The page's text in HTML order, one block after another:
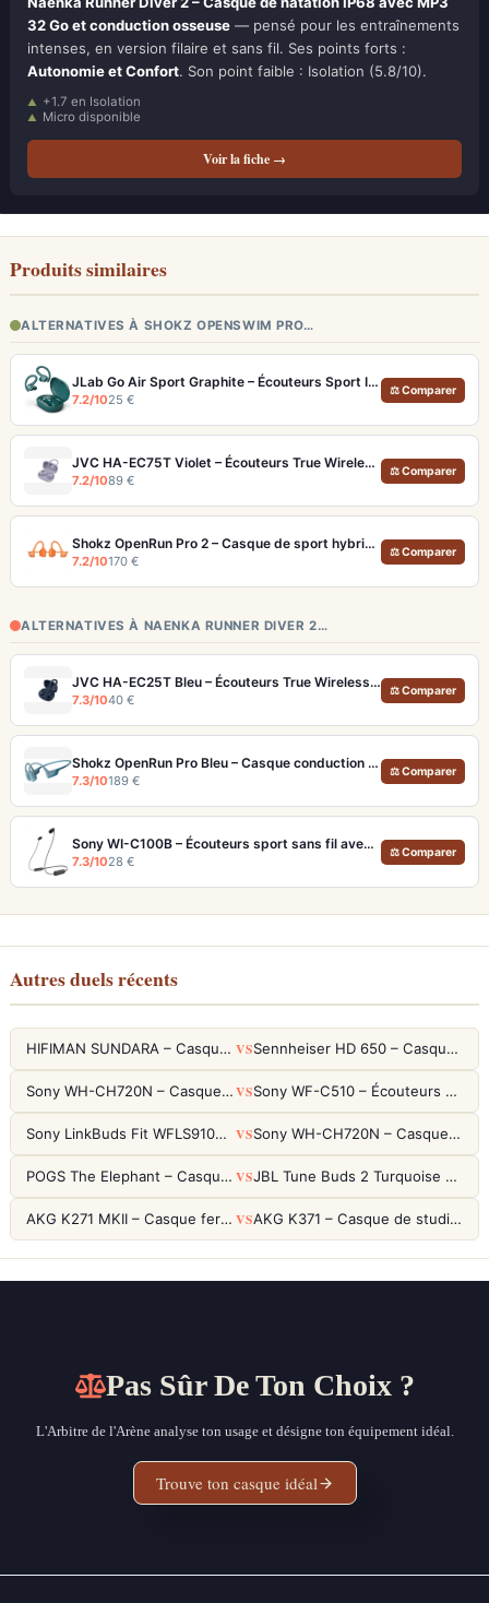
32 Go et conduction osseuse — pensé pour les entraînements
intenses, en version filaire et sans fil. Ses points forts :
Autonomie et Confort. Son point faible : Isolation (5.8/10).
+1.7 en Isolation
Micro disponible
Voir la fiche →
Produits similaires
ALTERNATIVES À SHOKZ OPENSWIM PRO…
JLab Go Air Sport Graphite – Écouteurs Sport IP55 Crochets d'Oreille
7.2/1025 €
⚖ Comparer
JVC HA-EC75T Violet – Écouteurs True Wireless Sport IP57 et 40h d'autonomie
7.2/1089 €
⚖ Comparer
Shokz OpenRun Pro 2 – Casque de sport hybride à conduction osseuse et aérienne
7.2/10170 €
⚖ Comparer
ALTERNATIVES À NAENKA RUNNER DIVER 2…
JVC HA-EC25T Bleu – Écouteurs True Wireless Sport IPX5 à petit prix
7.3/1040 €
⚖ Comparer
Shokz OpenRun Pro Bleu – Casque conduction osseuse sport premium
7.3/10189 €
⚖ Comparer
Sony WI-C100B – Écouteurs sport sans fil avec autonomie de 25 heures
7.3/1028 €
⚖ Comparer
Autres duels récents
HIFIMAN SUNDARA – Casque Planar Magnetic Ouvert Over-Ear Audiophile VS Sennheiser HD 650 – Casque audiophile ouvert pour l'écoute analytique
Sony WH-CH720N – Casque ANC 35h, Ultra-léger (192g) avec Processeur V1 VS Sony WF-C510 – Écouteurs True Wireless compacts, autonomie 22h et multipoint
Sony LinkBuds Fit WFLS910NW Blanc – Écouteurs Sport Ailes ANC VS Sony WH-CH720N – Casque ANC 35h, Ultra-léger (192g) avec Processeur V1
POGS The Elephant – Casque Filaire Enfants 85dB POGS-Safe™ (Éco-Responsable) VS JBL Tune Buds 2 Turquoise – Écouteurs True Wireless avec ANC et autonomie 48h
AKG K271 MKII – Casque fermé studio fiable pour une écoute neutre VS AKG K371 – Casque de studio fermé 50mm titane, réponse 5Hz-50kHz
Pas Sûr De Ton Choix ?
L'Arbitre de l'Arène analyse ton usage et désigne ton équipement idéal.
Trouve ton casque idéal